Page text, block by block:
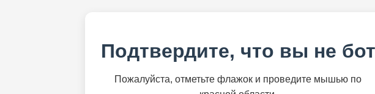
Подтвердите, что вы не бот
Пожалуйста, отметьте флажок и проведите мышью по